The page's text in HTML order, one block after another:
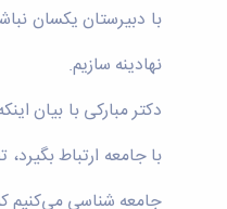
با دبیرستان یکسان
نهادینه سازیم.
دکتر مبارکی با بیان
با جامعه ارتباط
جامعه شناسی می‌کنیم